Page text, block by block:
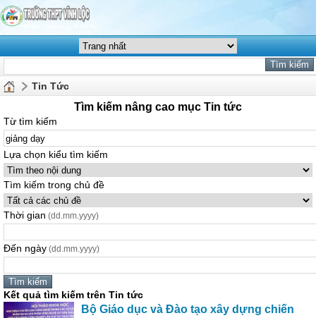
Tin Tức
Tìm kiếm nâng cao mục Tin tức
Từ tìm kiếm
Lựa chọn kiểu tìm kiếm
Tìm kiếm trong chủ đề
Thời gian (dd.mm.yyyy)
Đến ngày (dd.mm.yyyy)
Kết quả tìm kiếm trên Tin tức
Bộ Giáo dục và Đào tạo xây dựng chiến